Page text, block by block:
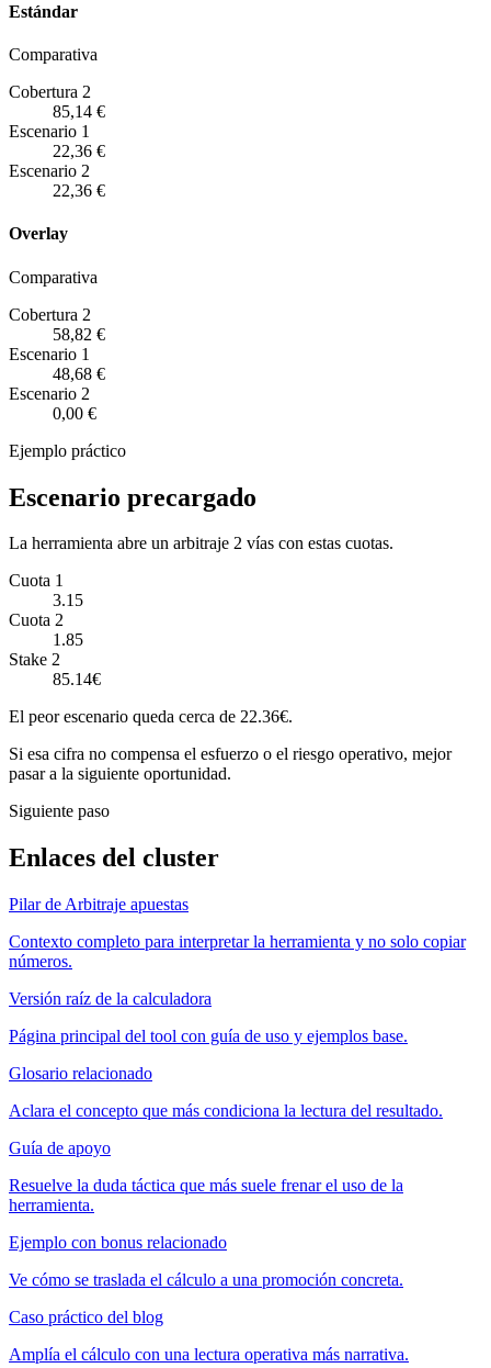
Estándar
Comparativa
Cobertura 2
85,14 €
Escenario 1
22,36 €
Escenario 2
22,36 €
Overlay
Comparativa
Cobertura 2
58,82 €
Escenario 1
48,68 €
Escenario 2
0,00 €
Ejemplo práctico
Escenario precargado
La herramienta abre un arbitraje 2 vías con estas cuotas.
Cuota 1
3.15
Cuota 2
1.85
Stake 2
85.14€
El peor escenario queda cerca de 22.36€.
Si esa cifra no compensa el esfuerzo o el riesgo operativo, mejor
pasar a la siguiente oportunidad.
Siguiente paso
Enlaces del cluster
Pilar de Arbitraje apuestas
Contexto completo para interpretar la herramienta y no solo copiar
números.
Versión raíz de la calculadora
Página principal del tool con guía de uso y ejemplos base.
Glosario relacionado
Aclara el concepto que más condiciona la lectura del resultado.
Guía de apoyo
Resuelve la duda táctica que más suele frenar el uso de la
herramienta.
Ejemplo con bonus relacionado
Ve cómo se traslada el cálculo a una promoción concreta.
Caso práctico del blog
Amplía el cálculo con una lectura operativa más narrativa.